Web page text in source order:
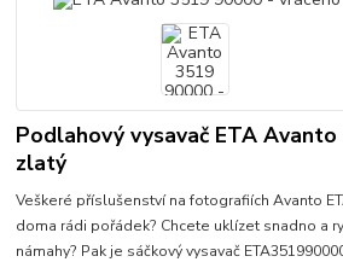
Podlahový vysavač ETA
zlatý
Veškeré příslušenství na fotografiích Avanto
doma rádi pořádek? Chcete uklízet snadno a
námahy? Pak je sáčkový vysavač